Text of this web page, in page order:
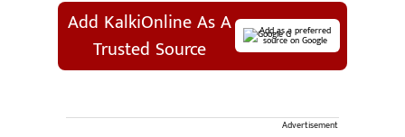
Add KalkiOnline As A
Trusted Source
Add as a preferred
source on Google
Advertisement